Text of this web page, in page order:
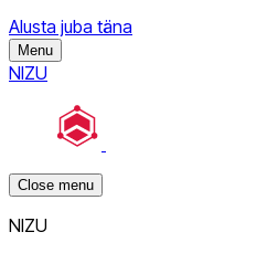
Alusta juba täna
Menu
NIZU
Close menu
NIZU